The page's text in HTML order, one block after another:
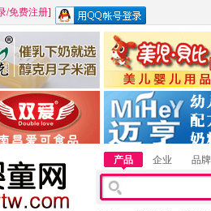
/免费注册]
江西醇之客月子米酒 惠州市美儿婴儿用品
湖南迈亨母婴用品有限
产品 企业 品牌